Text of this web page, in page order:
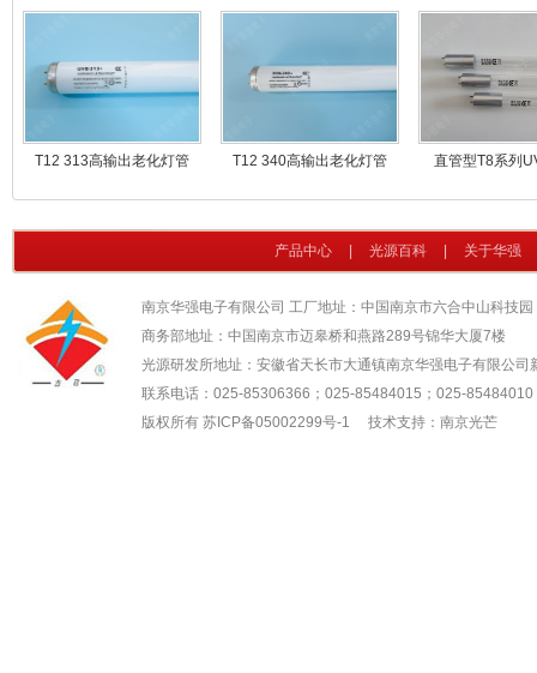
T12 313高输出老化灯管 T12 340高输出老化灯管 直管型T8系列
产品中心 | 光源百科 | 关于华强
南京华强电子有限公司 工厂地址：中国南京市六合中山科技园
商务部地址：中国南京市迈皋桥和燕路289号锦华大厦7楼
光源研发所地址：安徽省天长市大通镇南京华强电子有限公司
联系电话：025-85306366；025-85484015；025-
版权所有 苏ICP备05002299号-1 技术支持：南京光芒